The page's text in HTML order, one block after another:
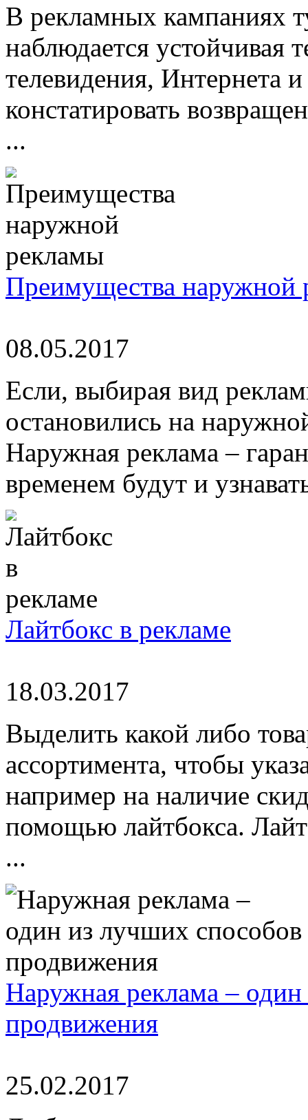
В рекламных кампаниях
наблюдается устойчивая
телевидения,
констатировать
...
Преимущества наружной
08.05.2017
Если, выбирая вид
остановились на
Наружная реклама –
временем будут и
Лайтбокс в рекламе
18.03.2017
Выделить какой либо
ассортимента, чтобы
например на наличие
помощью лайтбокса.
...
Наружная реклама –
продвижения
25.02.2017